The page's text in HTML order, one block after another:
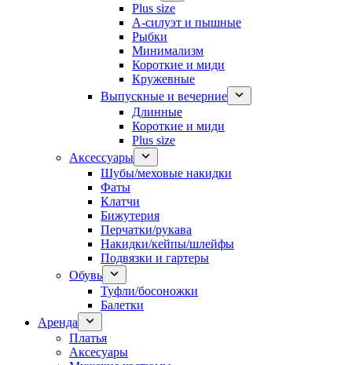
Plus size
А-силуэт и пышные
Рыбки
Минимализм
Короткие и миди
Кружевные
Выпускные и вечерние
Длинные
Короткие и миди
Plus size
Аксессуары
Шубы/меховые накидки
Фаты
Клатчи
Бижутерия
Перчатки/рукава
Накидки/кейпы/шлейфы
Подвязки и гартеры
Обувь
Туфли/босоножки
Балетки
Аренда
Платья
Аксесуары